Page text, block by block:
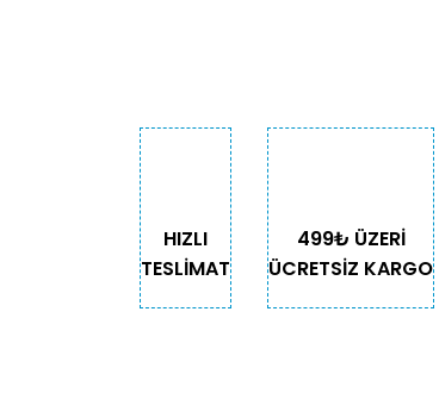
HIZLI
TESLİMAT
499₺ ÜZERİ
ÜCRETSİZ KARGO